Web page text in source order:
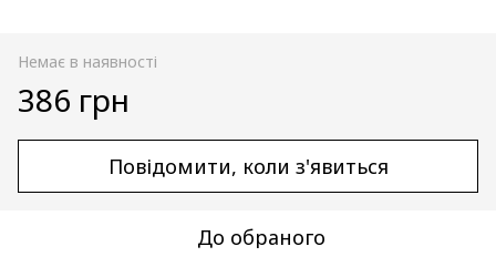
Немає в наявності
386 грн
Повідомити, коли з'явиться
До обраного